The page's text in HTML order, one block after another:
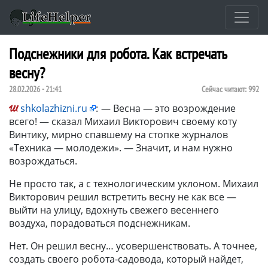
Подснежники для робота. Как встречать
весну?
28.02.2026 - 21:41 Сейчас читают:992
shkolazhizni.ru : — Весна — это возрождение
всего! — сказал Михаил Викторович своему коту
Винтику, мирно спавшему на стопке журналов
«Техника — молодежи». — Значит, и нам нужно
возрождаться.
Не просто так, а с технологическим уклоном. Михаил
Викторович решил встретить весну не как все —
выйти на улицу, вдохнуть свежего весеннего
воздуха, порадоваться подснежникам.
Нет. Он решил весну… усовершенствовать. А точнее,
создать своего робота-садовода, который найдет,